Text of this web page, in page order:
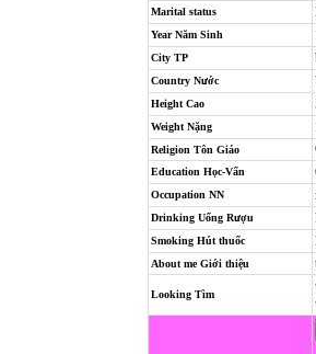
Marital status
Year Năm Sinh
City TP
Country Nước
Height Cao
Weight Nặng
Religion Tôn Giáo
Education Học-Vấn
Occupation NN
Drinking Uống Rượu
Smoking Hút thuốc
About me Giới thiệu
Looking Tìm